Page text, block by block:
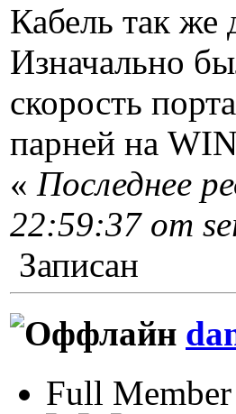
Кабель так же
Изначально
скорость
парней на
« Последнее
22:59:37 от
Записан
Full Member